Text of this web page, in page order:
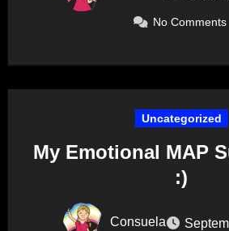
No Comments
Uncategorized
My Emotional MAP
:)
Consuela